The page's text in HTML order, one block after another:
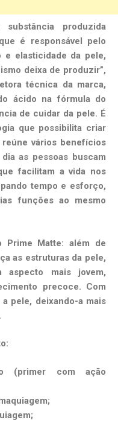
produzida
é responsável pelo
e elasticidade da pele,
deixa de produzir”,
técnica da marca,
ácido na fórmula do
de cuidar da pele. É
que possibilita criar
vários benefícios
as pessoas buscam
facilitam a vida nos
tempo e esforço,
funções ao mesmo
Matte: além de
as estruturas da pele,
aspecto mais jovem,
precoce. Com
pele, deixando-a mais
(primer com ação